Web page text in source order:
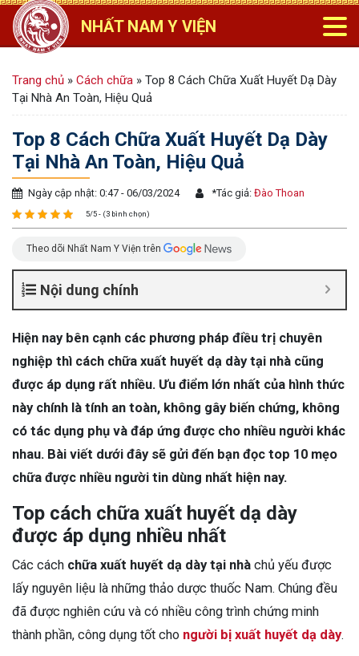
NHẤT NAM Y VIỆN
Trang chủ » Cách chữa » Top 8 Cách Chữa Xuất Huyết Dạ Dày
Tại Nhà An Toàn, Hiệu Quả
Top 8 Cách Chữa Xuất Huyết Dạ Dày
Tại Nhà An Toàn, Hiệu Quả
Ngày cập nhật: 0:47 - 06/03/2024 *Tác giả: Đào Thoan
5/5 - (3 bình chọn)
Theo dõi Nhất Nam Y Viện trên
Nội dung chính
Hiện nay bên cạnh các phương pháp điều trị chuyên
nghiệp thì cách chữa xuất huyết dạ dày tại nhà cũng
được áp dụng rất nhiều. Ưu điểm lớn nhất của hình thức
này chính là tính an toàn, không gây biến chứng, không
có tác dụng phụ và đáp ứng được cho nhiều người khác
nhau. Bài viết dưới đây sẽ gửi đến bạn đọc top 10 mẹo
chữa được nhiều người tin dùng nhất hiện nay.
Top cách chữa xuất huyết dạ dày
được áp dụng nhiều nhất
Các cách chữa xuất huyết dạ dày tại nhà chủ yếu được
lấy nguyên liệu là những thảo dược thuốc Nam. Chúng đều
đã được nghiên cứu và có nhiều công trình chứng minh
thành phần, công dụng tốt cho người bị xuất huyết dạ dày.